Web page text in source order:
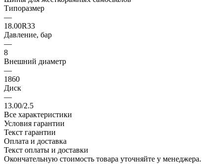
Типоразмер
—
18.00R33
Давление, бар
—
8
Внешний диаметр
—
1860
Диск
—
13.00/2.5
Все характеристики
Условия гарантии
Текст гарантии
Оплата и доставка
Текст оплаты и доставки
Окончательную стоимость товара уточняйте у менеджера.